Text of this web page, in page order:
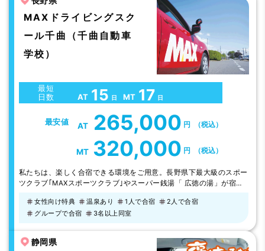
MAXドライビングスク
ール千曲（千曲自動車
学校）
最短
日数
AT 15 日 MT 17 日
最安値 AT 265,000 円 （税込）
MT 320,000 円 （税込）
私たちは、楽しく合宿できる環境をご用意。長野県下最大級のスポー
ツクラブ｢MAXスポーツクラブ｣やスーパー銭湯「 広徳の湯」が宿泊
ご利用いただけます。 マシンジムや25mプールの他にフットサルや
テニスも出来る複合施設。 自動車学校から徒歩5分の場所に24 時間
ーツのあとは、スー…
女性向け特典 温泉あり 1人で合宿
2人で合宿
グループで合宿
3名以上同室
静岡県